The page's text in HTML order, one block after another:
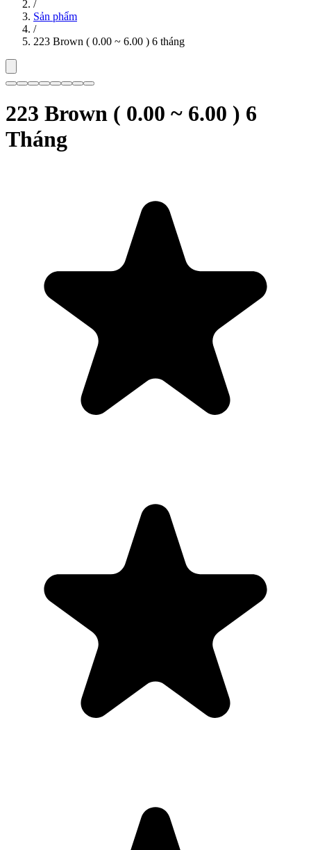
/
Sản phẩm
/
223 Brown ( 0.00 ~ 6.00 ) 6 tháng
223 Brown ( 0.00 ~ 6.00 ) 6
Tháng